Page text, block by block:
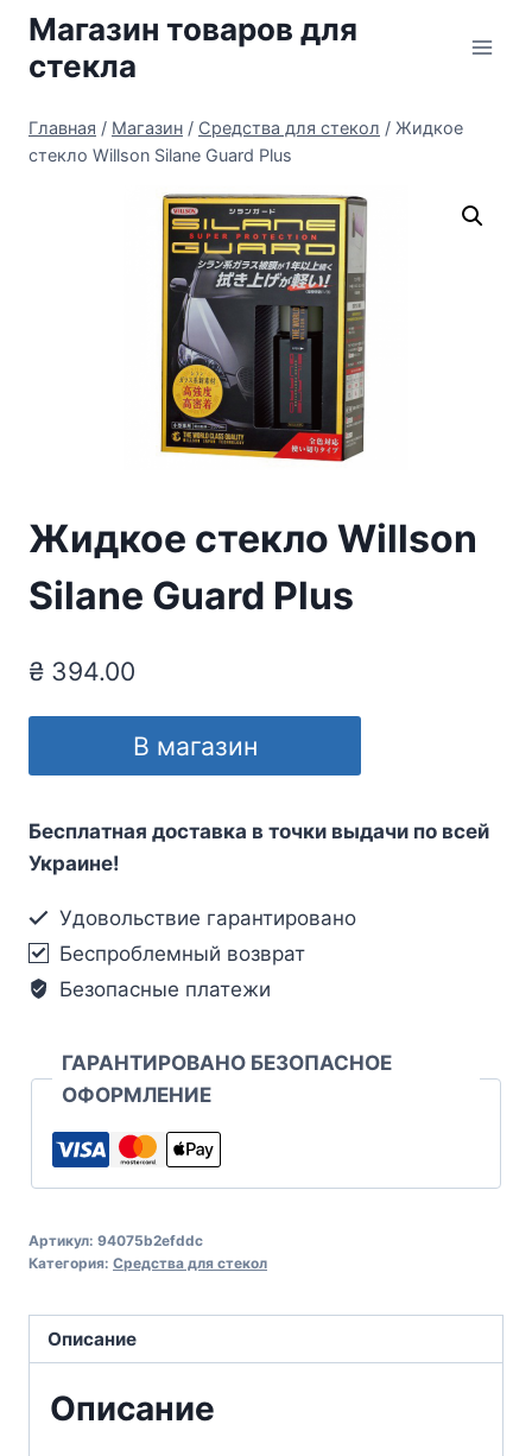
Перейти
содержимому
Магазин товаров для
стекла
Главная / Магазин / Средства для стекол / Жидкое
стекло Willson Silane Guard Plus
Жидкое стекло Willson
Silane Guard Plus
₴ 394.00
В магазин
Бесплатная доставка в точки выдачи по всей
Украине!
Удовольствие гарантировано
Беспроблемный возврат
Безопасные платежи
ГАРАНТИРОВАНО БЕЗОПАСНОЕ
ОФОРМЛЕНИЕ
Артикул: 94075b2efddc
Категория: Средства для стекол
Описание
Описание